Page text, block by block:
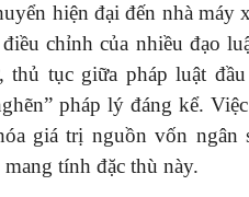
hiện đại đến nhà
chỉnh của nhiều đạo
thủ tục giữa pháp luật
pháp lý đáng kể.
giá trị nguồn vốn ngân
tính đặc thù này.